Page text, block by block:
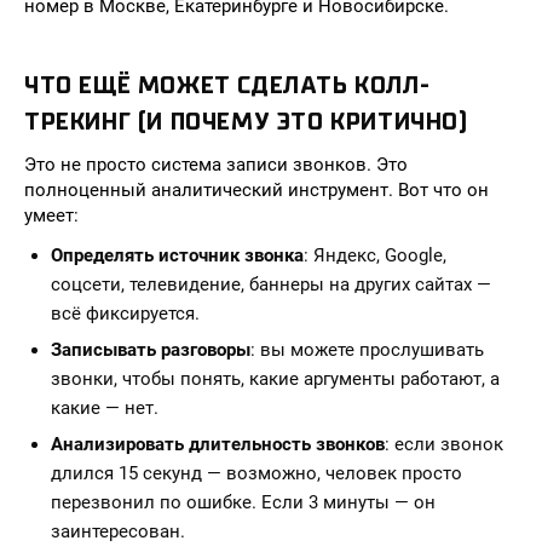
номер в Москве, Екатеринбурге и Новосибирске.
ЧТО ЕЩЁ МОЖЕТ СДЕЛАТЬ КОЛЛ-
ТРЕКИНГ (И ПОЧЕМУ ЭТО КРИТИЧНО)
Это не просто система записи звонков. Это
полноценный аналитический инструмент. Вот что он
умеет:
Определять источник звонка: Яндекс, Google,
соцсети, телевидение, баннеры на других сайтах —
всё фиксируется.
Записывать разговоры: вы можете прослушивать
звонки, чтобы понять, какие аргументы работают, а
какие — нет.
Анализировать длительность звонков: если звонок
длился 15 секунд — возможно, человек просто
перезвонил по ошибке. Если 3 минуты — он
заинтересован.